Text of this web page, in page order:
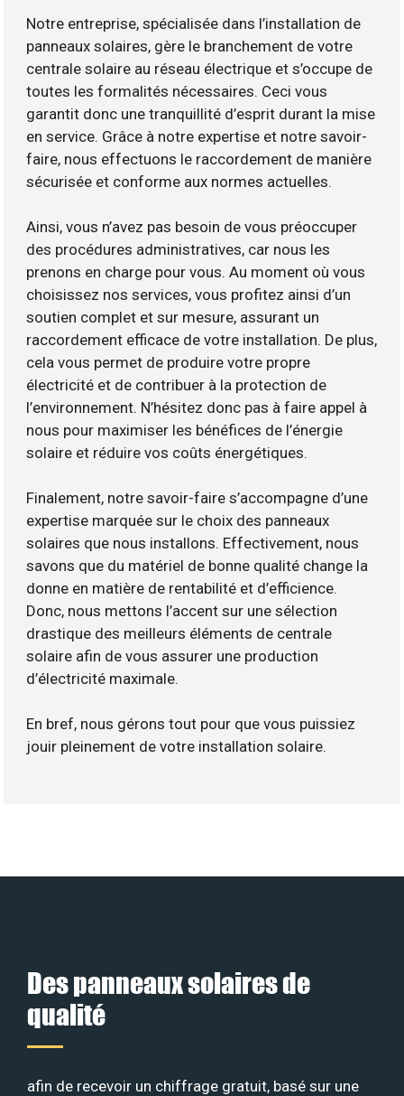
Notre entreprise, spécialisée dans l’installation de
panneaux solaires, gère le branchement de votre
centrale solaire au réseau électrique et s’occupe de
toutes les formalités nécessaires. Ceci vous
garantit donc une tranquillité d’esprit durant la mise
en service. Grâce à notre expertise et notre savoir-
faire, nous effectuons le raccordement de manière
sécurisée et conforme aux normes actuelles.
Ainsi, vous n’avez pas besoin de vous préoccuper
des procédures administratives, car nous les
prenons en charge pour vous. Au moment où vous
choisissez nos services, vous profitez ainsi d’un
soutien complet et sur mesure, assurant un
raccordement efficace de votre installation. De plus,
cela vous permet de produire votre propre
électricité et de contribuer à la protection de
l’environnement. N’hésitez donc pas à faire appel à
nous pour maximiser les bénéfices de l’énergie
solaire et réduire vos coûts énergétiques.
Finalement, notre savoir-faire s’accompagne d’une
expertise marquée sur le choix des panneaux
solaires que nous installons. Effectivement, nous
savons que du matériel de bonne qualité change la
donne en matière de rentabilité et d’efficience.
Donc, nous mettons l’accent sur une sélection
drastique des meilleurs éléments de centrale
solaire afin de vous assurer une production
d’électricité maximale.
En bref, nous gérons tout pour que vous puissiez
jouir pleinement de votre installation solaire.
Des panneaux solaires de
qualité
afin de recevoir un chiffrage gratuit, basé sur une